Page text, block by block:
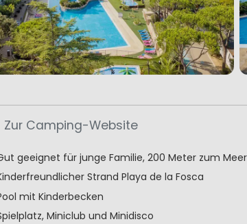
Zur Camping-Website
geeignet für junge Familie, 200 Meter zum Meer
Strand Playa de la Fosca
mit Kinderbecken
Miniclub und Minidisco